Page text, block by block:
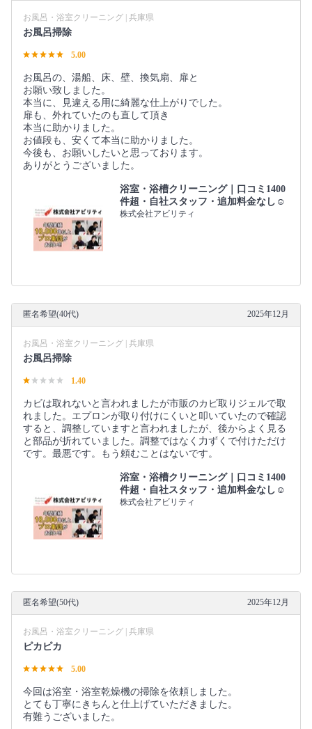
お風呂・浴室クリーニング | 兵庫県
お風呂掃除
5.00
お風呂の、湯船、床、壁、換気扇、扉と
お願い致しました。
本当に、見違える用に綺麗な仕上がりでした。
扉も、外れていたのも直して頂き
本当に助かりました。
お値段も、安くて本当に助かりました。
今後も、お願いしたいと思っております。
ありがとうございました。
浴室・浴槽クリーニング｜口コミ1400
件超・自社スタッフ・追加料金なし☺️
株式会社アビリティ
匿名希望(40代) 2025年12月
お風呂・浴室クリーニング | 兵庫県
お風呂掃除
1.40
カビは取れないと言われましたが市販のカビ取りジェルで取
れました。エプロンが取り付けにくいと叩いていたので確認
すると、調整していますと言われましたが、後からよく見る
と部品が折れていました。調整ではなく力ずくで付けただけ
です。最悪です。もう頼むことはないです。
浴室・浴槽クリーニング｜口コミ1400
件超・自社スタッフ・追加料金なし☺️
株式会社アビリティ
匿名希望(50代) 2025年12月
お風呂・浴室クリーニング | 兵庫県
ピカピカ
5.00
今回は浴室・浴室乾燥機の掃除を依頼しました。
とても丁寧にきちんと仕上げていただきました。
有難うございました。